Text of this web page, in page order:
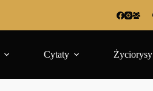
Cytaty Życiorysy